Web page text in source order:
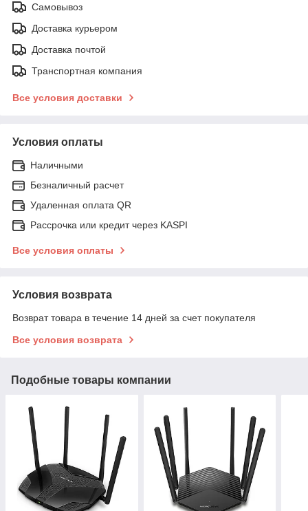
Самовывоз
Доставка курьером
Доставка почтой
Транспортная компания
Все условия доставки
Условия оплаты
Наличными
Безналичный расчет
Удаленная оплата QR
Рассрочка или кредит через KASPI
Все условия оплаты
Условия возврата
Возврат товара в течение 14 дней за счет покупателя
Все условия возврата
Подобные товары компании